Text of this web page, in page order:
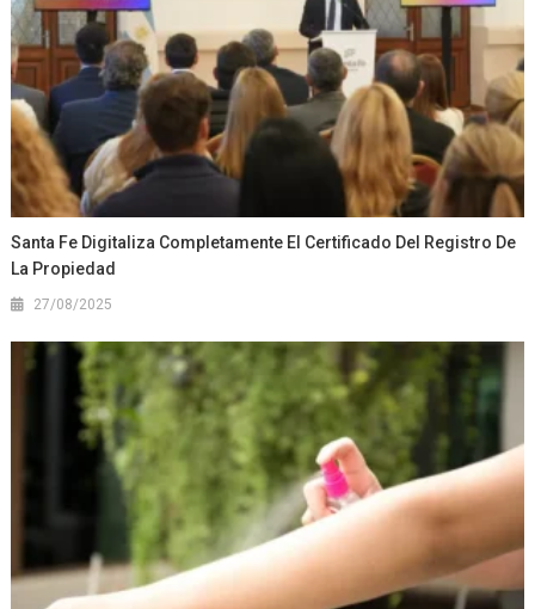
Santa Fe Digitaliza Completamente El Certificado Del Registro De
La Propiedad
27/08/2025